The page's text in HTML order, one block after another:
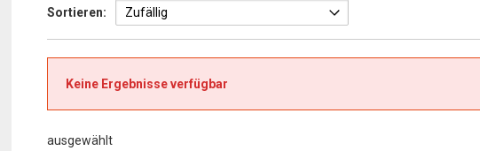
Sortieren:
Keine Ergebnisse verfügbar
ausgewählt